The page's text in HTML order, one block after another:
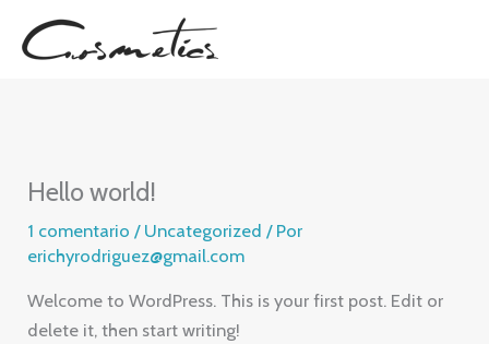
Hello world!
1 comentario / Uncategorized / Por
erichyrodriguez@gmail.com
Welcome to WordPress. This is your first post. Edit or
delete it, then start writing!